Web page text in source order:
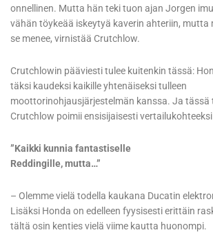
onnellinen. Mutta hän teki tuon ajan Jorgen
vähän töykeää iskeytyä kaverin ahteriin, mutta
se menee, virnistää Crutchlow.
Crutchlowin pääviesti tulee kuitenkin tässä:
täksi kaudeksi kaikille yhtenäiseksi tulleen
moottorinohjausjärjestelmän kanssa. Ja tässä
Crutchlow poimii ensisijaisesti
”Kaikki kunnia fantastiselle
Reddingille, mutta…”
– Olemme vielä todella kaukana Ducatin
Lisäksi Honda on edelleen fyysisesti erittäin
tältä osin kenties vielä viime kautta huonompi.